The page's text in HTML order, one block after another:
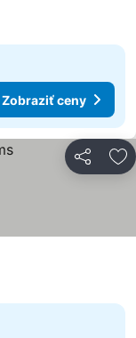
Zobraziť ceny
Zdieľať